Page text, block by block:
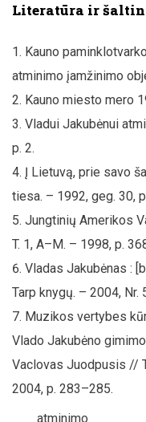
Literatūra ir
Kauno
atminimo įamžinimo
Kauno miesto mero
Vladui Jakubėnui
p. 2.
Į Lietuvą, prie savo
tiesa. – 1992, geg. 30,
Jungtinių Amerikos
T. 1, A–M. – 1998, p.
Vladas Jakubėnas :
Tarp knygų. – 2004, Nr.
Muzikos vertybes
Vlado Jakubėno
Vaclovas Juodpusis //
2004, p. 283–285.
atminimo